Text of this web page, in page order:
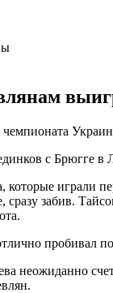
чемпионата
с Брюгге
которые
забив.
пробивал
неожиданно